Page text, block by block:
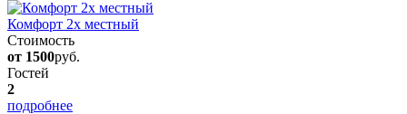
Комфорт 2х местный
Стоимость
от 1500руб.
Гостей
2
подробнее